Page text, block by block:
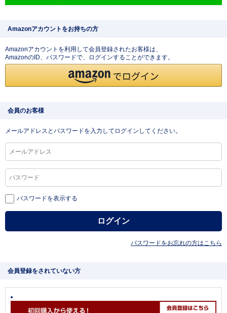
Amazonアカウントをお持ちの方
Amazonアカウントを利用して会員登録されたお客様は、
AmazonのID、パスワードで、ログインすることができます。
会員のお客様
メールアドレスとパスワードを入力してログインしてください。
パスワードを表示する
パスワードをお忘れの方はこちら
会員登録をされていない方